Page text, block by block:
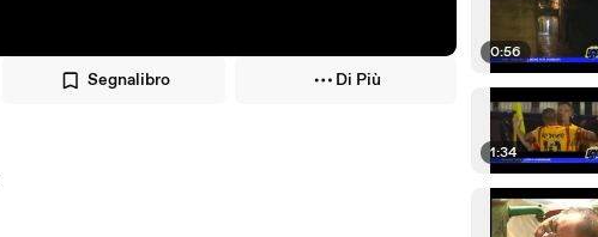
Segnalibro Di Più
0:56
1:34